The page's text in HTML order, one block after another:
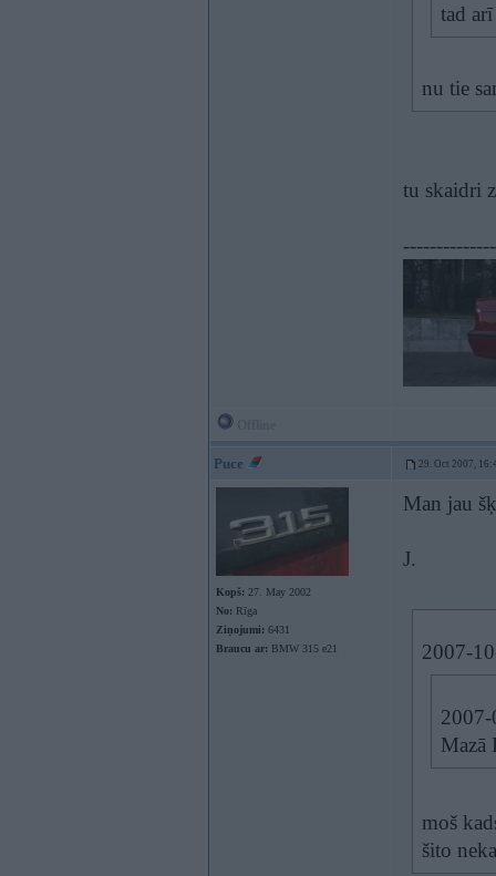
tad
nu tie
tu skaidri
Puce 29. Oct 2007,
Kopš: 27. May 2002
No: Rīga
Ziņojumi: 6431
Braucu ar: BMW 315 e21
Man jau
J.
2007-
Mazā
moš
šito